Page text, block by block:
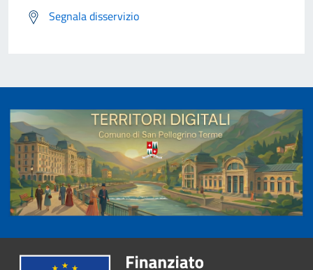
Segnala disservizio